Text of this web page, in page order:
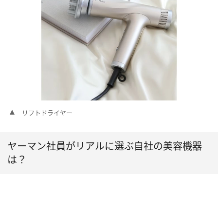
リフトドライヤー
ヤーマン社員がリアルに選ぶ自社の美容機器
は？